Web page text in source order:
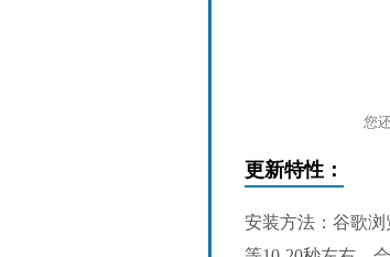
您
更新特性：
安装方法：谷歌